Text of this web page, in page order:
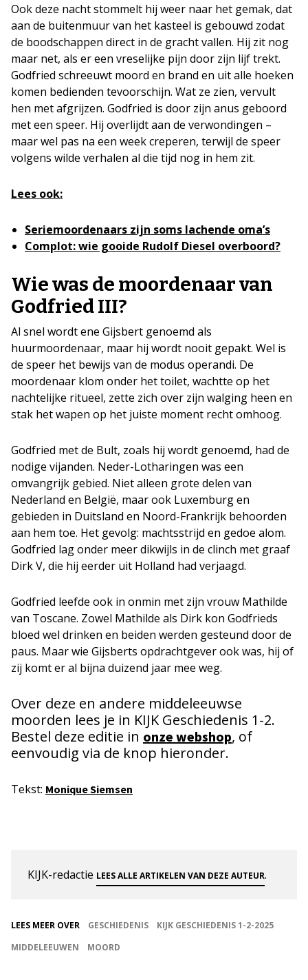
Ook deze nacht stommelt hij weer naar het gemak, dat
aan de buitenmuur van het kasteel is gebouwd zodat
de boodschappen direct in de gracht vallen. Hij zit nog
maar net, als er een vreselijke pijn door zijn lijf trekt.
Godfried schreeuwt moord en brand en uit alle hoeken
komen bedienden tevoorschijn. Wat ze zien, vervult
hen met afgrijzen. Godfried is door zijn anus geboord
met een speer. Hij overlijdt aan de verwondingen –
maar wel pas na een week creperen, terwijl de speer
volgens wilde verhalen al die tijd nog in hem zit.
Lees ook:
Seriemoordenaars zijn soms lachende oma’s
Complot: wie gooide Rudolf Diesel overboord?
Wie was de moordenaar van
Godfried III?
Al snel wordt ene Gijsbert genoemd als
huurmoordenaar, maar hij wordt nooit gepakt. Wel is
de speer het bewijs van de modus operandi. De
moordenaar klom onder het toilet, wachtte op het
nachtelijke ritueel, zette zich over zijn walging heen en
stak het wapen op het juiste moment recht omhoog.
Godfried met de Bult, zoals hij wordt genoemd, had de
nodige vijanden. Neder-Lotharingen was een
omvangrijk gebied. Niet alleen grote delen van
Nederland en België, maar ook Luxemburg en
gebieden in Duitsland en Noord-Frankrijk behoorden
aan hem toe. Het gevolg: machtsstrijd en gedoe alom.
Godfried lag onder meer dikwijls in de clinch met graaf
Dirk V, die hij eerder uit Holland had verjaagd.
Godfried leefde ook in onmin met zijn vrouw Mathilde
van Toscane. ­Zowel Mathilde als Dirk kon Godfrieds
bloed wel drinken en beiden werden gesteund door de
paus. Maar wie Gijsberts opdrachtgever ook was, hij of
zij komt er al bijna duizend jaar mee weg.
Over deze en andere middeleeuwse
moorden lees je in KIJK Geschiedenis 1-2.
Bestel deze editie in onze webshop, of
eenvoudig via de knop hieronder.
Tekst: Monique Siemsen
KIJK-redactie LEES ALLE ARTIKELEN VAN DEZE AUTEUR.
LEES MEER OVER GESCHIEDENIS
KIJK GESCHIEDENIS 1-2-2025
MIDDELEEUWEN
MOORD